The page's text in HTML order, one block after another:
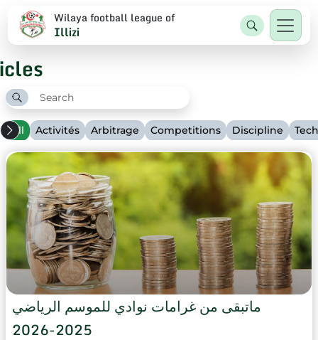
Wilaya football league of
Illizi
All Activités Arbitrage Competitions Discipline
ماتبقى من غرامات نوادي للموسم الرياضي
2025-2026